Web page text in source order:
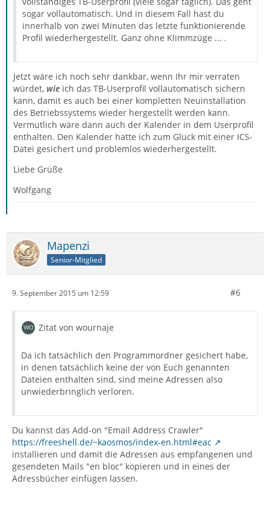
sogar vollautomatisch. Und in diesem Fall hast du
innerhalb von zwei Minuten das letzte funktionierende
Profil wiederhergestellt. Ganz ohne Klimmzüge ... .
Jetzt wäre ich noch sehr dankbar, wenn Ihr mir verraten
würdet, wie ich das TB-Userprofil vollautomatisch sichern
kann, damit es auch bei einer kompletten Neuinstallation
des Betriebssystems wieder hergestellt werden kann.
Vermutlich wäre dann auch der Kalender in dem Userprofil
enthalten. Den Kalender hatte ich zum Glück mit einer ICS-
Datei gesichert und problemlos wiederhergestellt.
Liebe Grüße
Wolfgang
Mapenzi
Senior-Mitglied
9. September 2015 um 12:59 #6
Zitat von wournaje
Da ich tatsächlich den Programmordner gesichert habe,
in denen tatsächlich keine der von Euch genannten
Dateien enthalten sind, sind meine Adressen also
unwiederbringlich verloren.
Du kannst das Add-on "Email Address Crawler"
https://freeshell.de/~kaosmos/index-en.html#eac
installieren und damit die Adressen aus empfangenen und
gesendeten Mails "en bloc" kopieren und in eines der
Adressbücher einfügen lassen.